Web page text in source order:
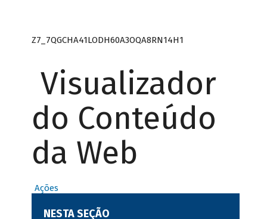
Z7_7QGCHA41LODH60A3OQA8RN14H1
Visualizador
do Conteúdo
da Web
Ações
NESTA SEÇÃO